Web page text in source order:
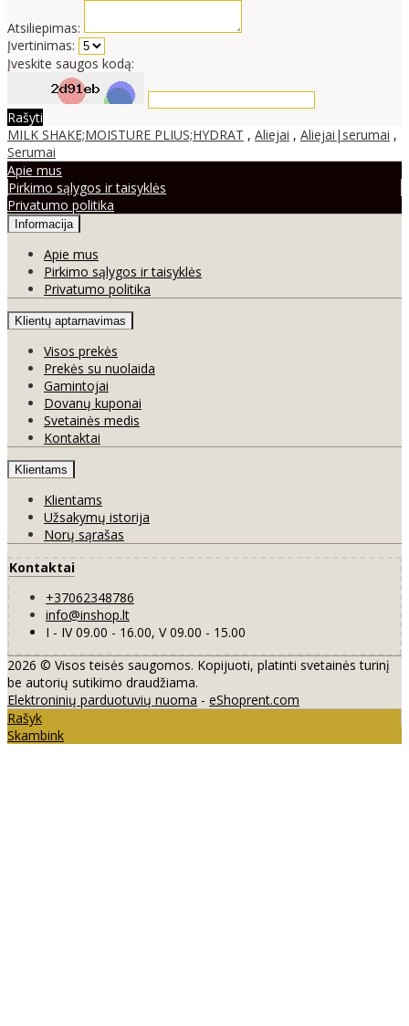
Atsiliepimas:
Įvertinimas:
Įveskite saugos kodą:
Rašyti
MILK SHAKE;MOISTURE PLIUS;HYDRAT , Aliejai , Aliejai|serumai ,
Serumai
Apie mus
Pirkimo sąlygos ir taisyklės
Privatumo politika
Informacija
Apie mus
Pirkimo sąlygos ir taisyklės
Privatumo politika
Klientų aptarnavimas
Visos prekės
Prekės su nuolaida
Gamintojai
Dovanų kuponai
Svetainės medis
Kontaktai
Klientams
Klientams
Užsakymų istorija
Norų sąrašas
Kontaktai
+37062348786
info@inshop.lt
I - IV 09.00 - 16.00, V 09.00 - 15.00
2026 © Visos teisės saugomos. Kopijuoti, platinti svetainės turinį
be autorių sutikimo draudžiama.
Elektroninių parduotuvių nuoma - eShoprent.com
Rašyk
Skambink